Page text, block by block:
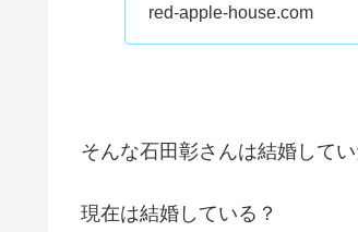
red-apple-house.com
そんな石田彰さんは結婚してい
現在は結婚している？